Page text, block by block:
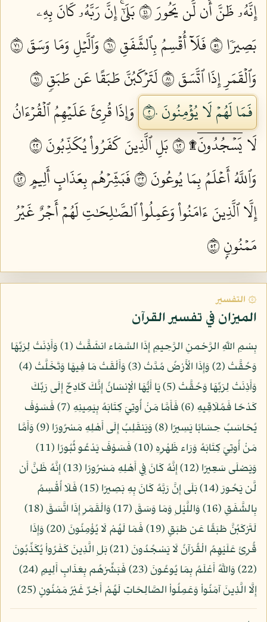
إِنَّهُۥ ظَنَّ أَن لَّن يَحُورَ ١٤
بَلَىٰٓۚ إِنَّ رَبَّهُۥ كَانَ بِهِۦ
بَصِيرٗا ١٥
فَلَآ أُقۡسِمُ بِٱلشَّفَقِ ١٦
وَٱلَّيۡلِ وَمَا وَسَقَ ١٧
وَٱلۡقَمَرِ إِذَا ٱتَّسَقَ ١٨
لَتَرۡكَبُنَّ طَبَقًا عَن طَبَقٖ ١٩
فَمَا لَهُمۡ لَا يُؤۡمِنُونَ ٢٠
وَإِذَا قُرِئَ عَلَيۡهِمُ ٱلۡقُرۡءَانُ
لَا يَسۡجُدُونَۤ۩ ٢١
بَلِ ٱلَّذِينَ كَفَرُواْ يُكَذِّبُونَ ٢٢
وَٱللَّهُ أَعۡلَمُ بِمَا يُوعُونَ ٢٣
فَبَشِّرۡهُم بِعَذَابٍ أَلِيمٍ ٢٤
إِلَّا ٱلَّذِينَ ءَامَنُواْ وَعَمِلُواْ ٱلصَّٰلِحَٰتِ لَهُمۡ أَجۡرٌ غَيۡرُ
مَمۡنُونِۭ ٢٥
۞ التفسير
الميزان في تفسير القرآن
بِسْمِ اللّهِ الرَّحْمنِ الرَّحِيمِ إِذَا السَّمَاء انشَقَّتْ (1) وَأَذِنَتْ لِرَبِّهَا
وَحُقَّتْ (2) وَإِذَا الْأَرْضُ مُدَّتْ (3) وَأَلْقَتْ مَا فِيهَا وَتَخَلَّتْ (4)
وَأَذِنَتْ لِرَبِّهَا وَحُقَّتْ (5) يَا أَيُّهَا الْإِنسَانُ إِنَّكَ كَادِحٌ إِلَى رَبِّكَ
كَدْحًا فَمُلَاقِيهِ (6) فَأَمَّا مَنْ أُوتِيَ كِتَابَهُ بِيَمِينِهِ (7) فَسَوْفَ
يُحَاسَبُ حِسَابًا يَسِيرًا (8) وَيَنقَلِبُ إِلَى أَهْلِهِ مَسْرُورًا (9) وَأَمَّا
مَنْ أُوتِيَ كِتَابَهُ وَرَاء ظَهْرِهِ (10) فَسَوْفَ يَدْعُو ثُبُورًا (11)
وَيَصْلَى سَعِيرًا (12) إِنَّهُ كَانَ فِي أَهْلِهِ مَسْرُورًا (13) إِنَّهُ ظَنَّ أَن
لَّن يَحُورَ (14) بَلَى إِنَّ رَبَّهُ كَانَ بِهِ بَصِيرًا (15) فَلَا أُقْسِمُ
بِالشَّفَقِ (16) وَاللَّيْلِ وَمَا وَسَقَ (17) وَالْقَمَرِ إِذَا اتَّسَقَ (18)
لَتَرْكَبُنَّ طَبَقًا عَن طَبَقٍ (19) فَمَا لَهُمْ لَا يُؤْمِنُونَ (20) وَإِذَا
قُرِئَ عَلَيْهِمُ الْقُرْآنُ لَا يَسْجُدُونَ (21) بَلِ الَّذِينَ كَفَرُواْ يُكَذِّبُونَ
(22) وَاللَّهُ أَعْلَمُ بِمَا يُوعُونَ (23) فَبَشِّرْهُم بِعَذَابٍ أَلِيمٍ (24)
إِلَّا الَّذِينَ آمَنُواْ وَعَمِلُواْ الصَّالِحَاتِ لَهُمْ أَجْرٌ غَيْرُ مَمْنُونٍ (25)